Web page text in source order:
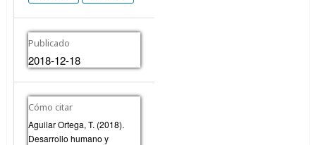
Publicado
2018-12-18
Cómo citar
Aguilar Ortega, T. (2018).
Desarrollo humano y